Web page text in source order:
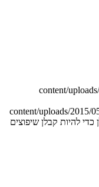
content/
content/uploads/2015/
להיות קבלן שיפוצים